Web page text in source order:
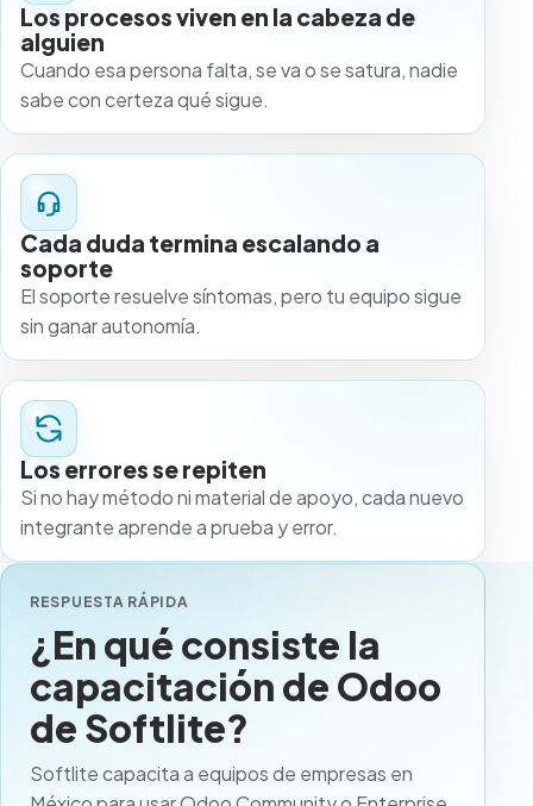
Los procesos viven en la cabeza de
alguien
Cuando esa persona falta, se va o se satura, nadie
sabe con certeza qué sigue.
Cada duda termina escalando a
soporte
El soporte resuelve síntomas, pero tu equipo sigue
sin ganar autonomía.
Los errores se repiten
Si no hay método ni material de apoyo, cada nuevo
integrante aprende a prueba y error.
RESPUESTA RÁPIDA
¿En qué consiste la
capacitación de Odoo
de Softlite?
Softlitecapacita a equipos de empresas en